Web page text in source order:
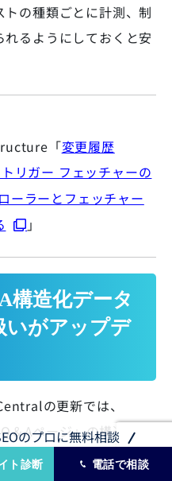
のプロに無料相談
ト診断 電話で相談
の種類ごとに計測、制
るようにしておくと安
「変更履歴
リガー フェッチャーの
ーラーとフェッチャー
」
構造化データ
いがアップデ
の更新では、
Aページ」の構造化デ
れ、コメントスレッド